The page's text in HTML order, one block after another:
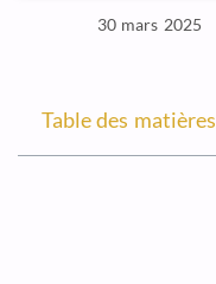
30 mars 2025
Table des matières